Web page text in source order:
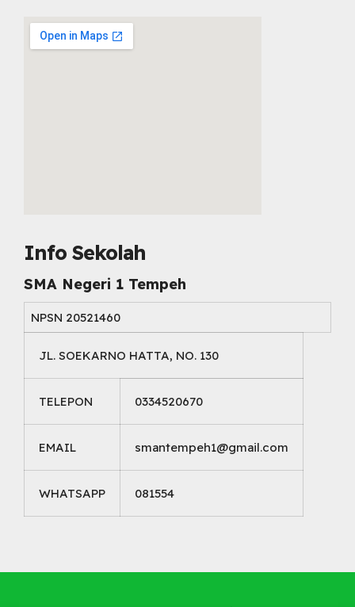
Info Sekolah
SMA Negeri 1 Tempeh
NPSN 20521460
JL. SOEKARNO HATTA, NO. 130
TELEPON 0334520670
EMAIL smantempeh1@gmail.com
WHATSAPP 081554